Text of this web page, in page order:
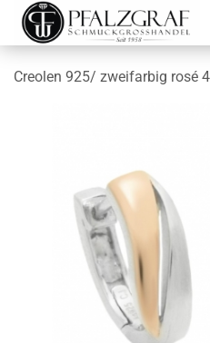
Creolen 925/ zweifarbig rosé